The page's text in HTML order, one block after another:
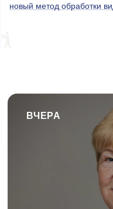
новый метод обработки
ВЧЕРА